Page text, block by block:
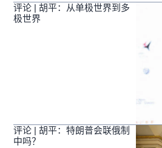
评论 | 胡平：从单极世界到多
极世界
评论 | 胡平：特朗普会联俄制
中吗？